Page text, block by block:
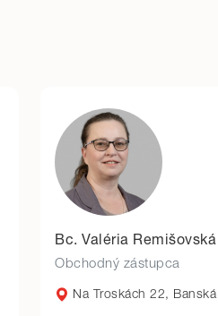
Bc. Valéria Remišovská
Obchodný zástupca
Na Troskách 22,